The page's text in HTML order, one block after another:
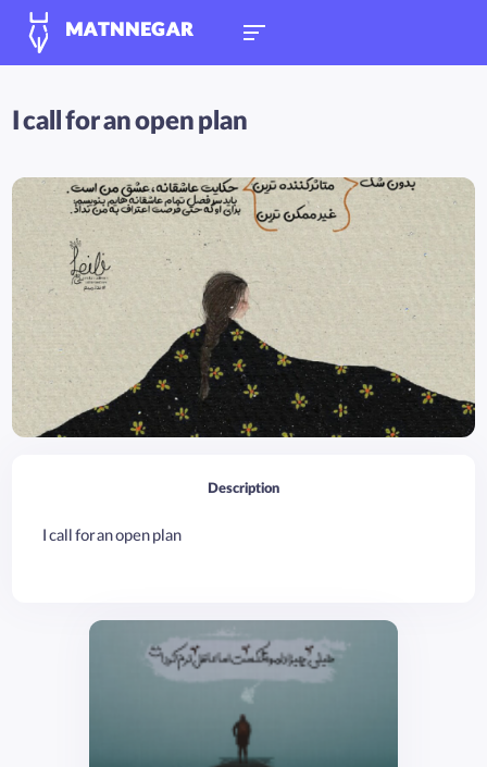
MATNNEGAR
I call for an open plan
Description
I call for an open plan